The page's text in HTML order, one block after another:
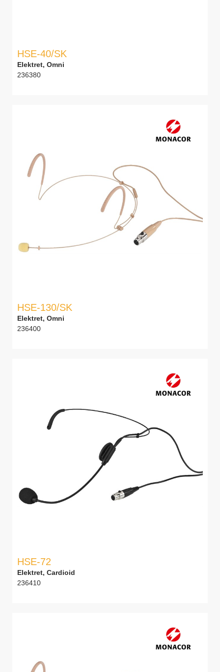
HSE-40/SK
Elektret, Omni
236380
HSE-130/SK
Elektret, Omni
236400
HSE-72
Elektret, Cardioid
236410